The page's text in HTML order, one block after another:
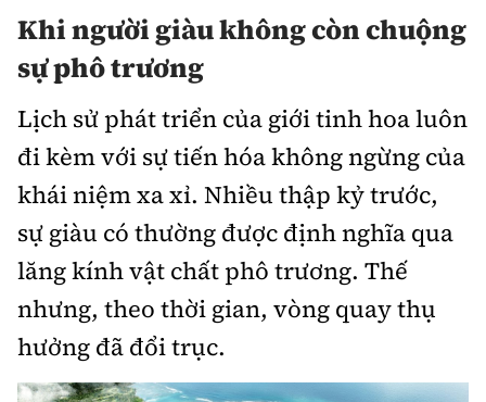
Giới thiệu dự án
Đất nền
Nhà ở xã hội
Góc cư dân
Xu hướng tiêu dùng
Nhà đẹp
Tư vấn
Video
Multimedia
Emagazine
Photo
Sách Vận tải Sách Nhà thầu
Khi người giàu không còn chuộng
sự phô trương
Lịch sử phát triển của giới tinh hoa luôn
đi kèm với sự tiến hóa không ngừng của
khái niệm xa xỉ. Nhiều thập kỷ trước,
sự giàu có thường được định nghĩa qua
lăng kính vật chất phô trương. Thế
nhưng, theo thời gian, vòng quay thụ
hưởng đã đổi trục.